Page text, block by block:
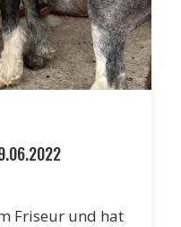
Friseur und hat